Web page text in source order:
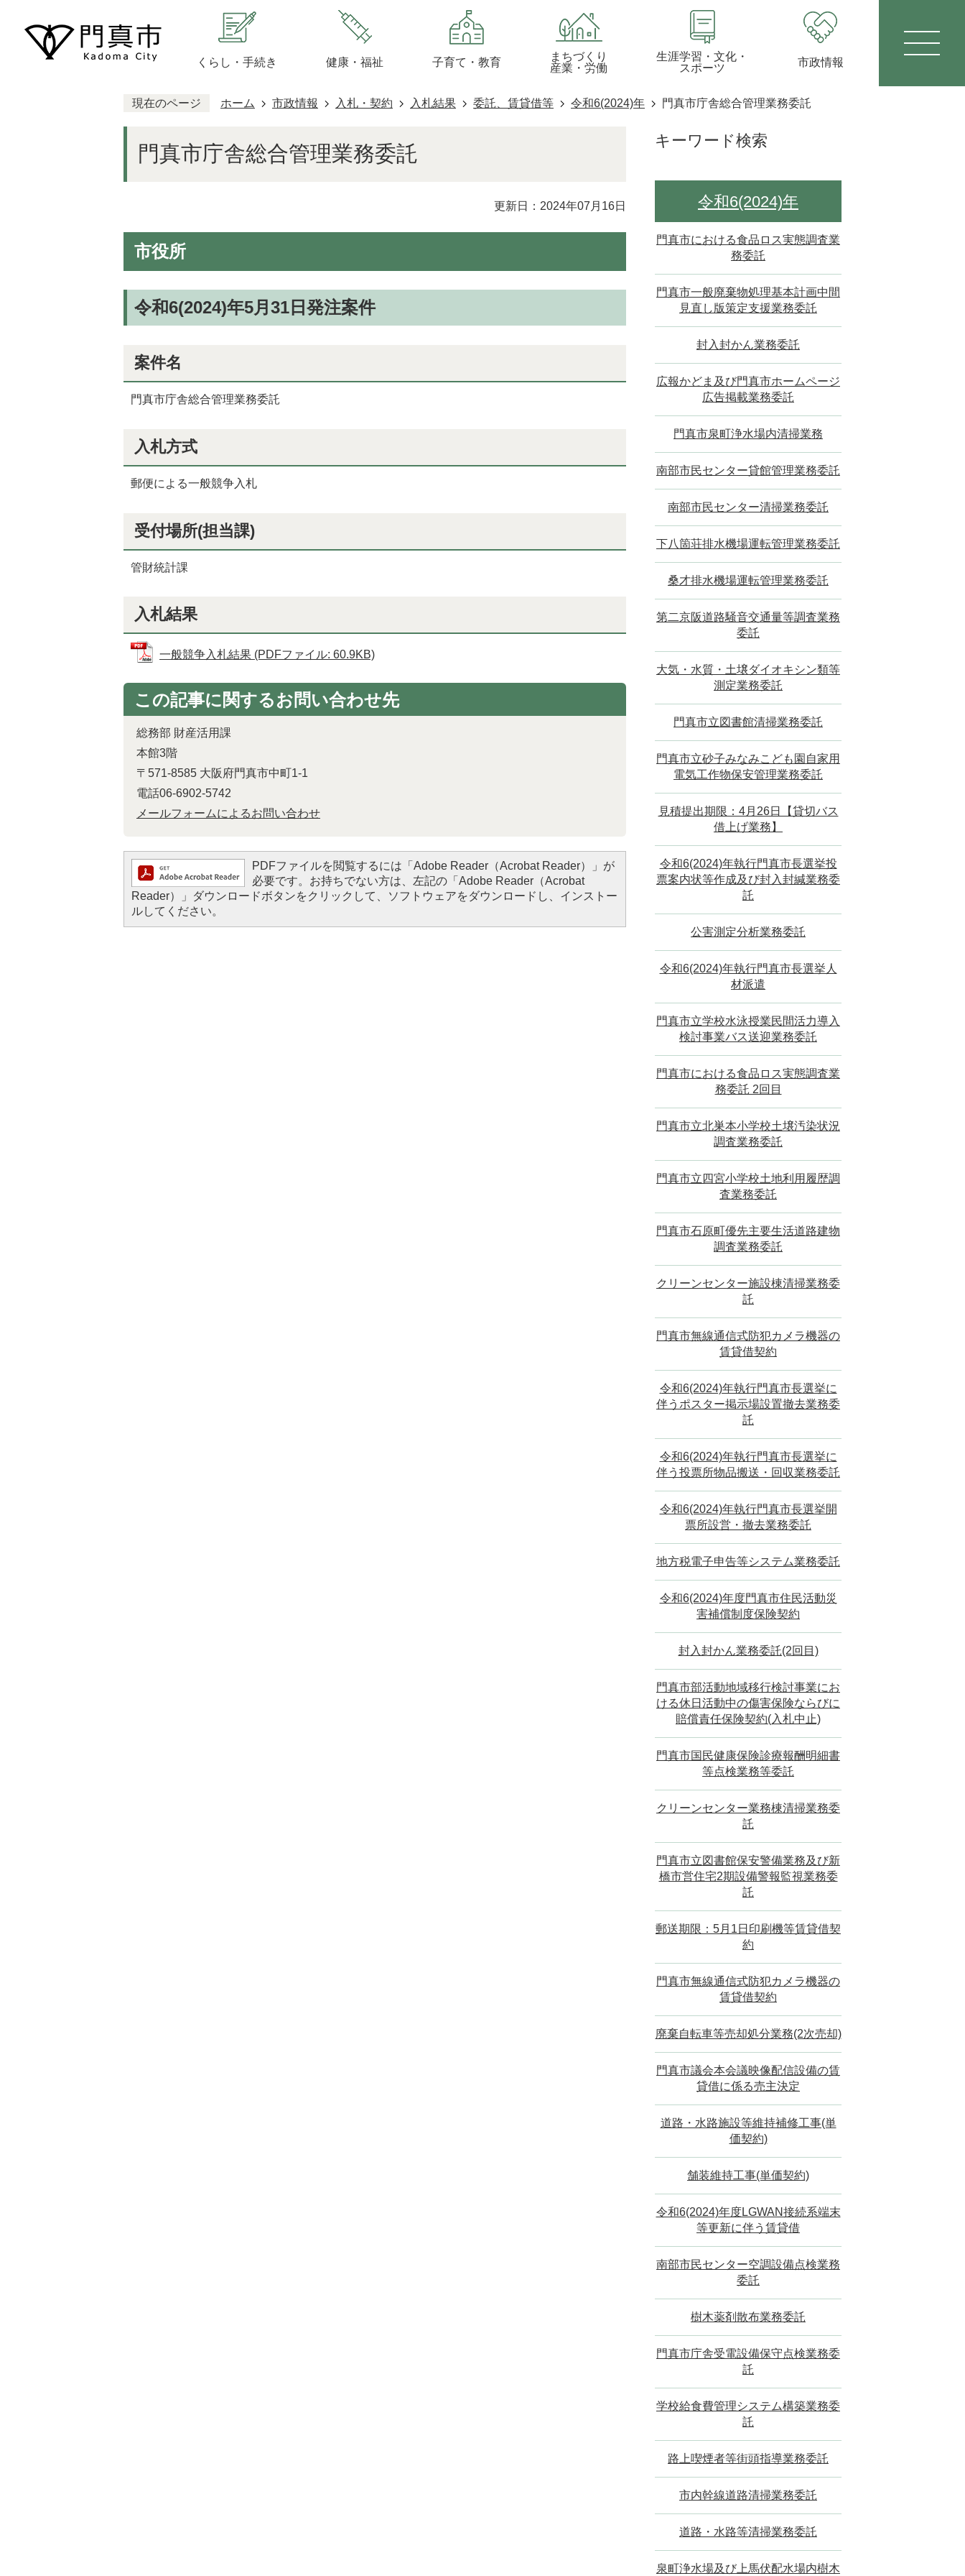
くらし・手続き 健康・福祉 子育て・教育
まちづくり
産業・労働
生涯学習・文化・
スポーツ
市政情報
現在のページ ホーム 市政情報 入札・契約 入札結果 委託、賃貸借等 令和6(2024)年 門真市庁舎総合管理業務委託
門真市庁舎総合管理業務委託
更新日：2024年07月16日
市役所
令和6(2024)年5月31日発注案件
案件名
門真市庁舎総合管理業務委託
入札方式
郵便による一般競争入札
受付場所(担当課)
管財統計課
入札結果
一般競争入札結果 (PDFファイル: 60.9KB)
この記事に関するお問い合わせ先
総務部 財産活用課
本館3階
〒571-8585 大阪府門真市中町1-1
電話06-6902-5742
メールフォームによるお問い合わせ
PDFファイルを閲覧するには「Adobe Reader（Acrobat Reader）」が
必要です。お持ちでない方は、左記の「Adobe Reader（Acrobat
Reader）」ダウンロードボタンをクリックして、ソフトウェアをダウンロードし、インストー
ルしてください。
キーワード検索
令和6(2024)年
門真市における食品ロス実態調査業
務委託
門真市一般廃棄物処理基本計画中間
見直し版策定支援業務委託
封入封かん業務委託
広報かどま及び門真市ホームページ
広告掲載業務委託
門真市泉町浄水場内清掃業務
南部市民センター貸館管理業務委託
南部市民センター清掃業務委託
下八箇荘排水機場運転管理業務委託
桑才排水機場運転管理業務委託
第二京阪道路騒音交通量等調査業務
委託
大気・水質・土壌ダイオキシン類等
測定業務委託
門真市立図書館清掃業務委託
門真市立砂子みなみこども園自家用
電気工作物保安管理業務委託
見積提出期限：4月26日【貸切バス
借上げ業務】
令和6(2024)年執行門真市長選挙投
票案内状等作成及び封入封緘業務委
託
公害測定分析業務委託
令和6(2024)年執行門真市長選挙人
材派遣
門真市立学校水泳授業民間活力導入
検討事業バス送迎業務委託
門真市における食品ロス実態調査業
務委託 2回目
門真市立北巣本小学校土壌汚染状況
調査業務委託
門真市立四宮小学校土地利用履歴調
査業務委託
門真市石原町優先主要生活道路建物
調査業務委託
クリーンセンター施設棟清掃業務委
託
門真市無線通信式防犯カメラ機器の
賃貸借契約
令和6(2024)年執行門真市長選挙に
伴うポスター掲示場設置撤去業務委
託
令和6(2024)年執行門真市長選挙に
伴う投票所物品搬送・回収業務委託
令和6(2024)年執行門真市長選挙開
票所設営・撤去業務委託
地方税電子申告等システム業務委託
令和6(2024)年度門真市住民活動災
害補償制度保険契約
封入封かん業務委託(2回目)
門真市部活動地域移行検討事業にお
ける休日活動中の傷害保険ならびに
賠償責任保険契約(入札中止)
門真市国民健康保険診療報酬明細書
等点検業務等委託
クリーンセンター業務棟清掃業務委
託
門真市立図書館保安警備業務及び新
橋市営住宅2期設備警報監視業務委
託
郵送期限：5月1日印刷機等賃貸借契
約
門真市無線通信式防犯カメラ機器の
賃貸借契約
廃棄自転車等売却処分業務(2次売却)
門真市議会本会議映像配信設備の賃
貸借に係る売主決定
道路・水路施設等維持補修工事(単
価契約)
舗装維持工事(単価契約)
令和6(2024)年度LGWAN接続系端末
等更新に伴う賃貸借
南部市民センター空調設備点検業務
委託
樹木薬剤散布業務委託
門真市庁舎受電設備保守点検業務委
託
学校給食費管理システム構築業務委
託
路上喫煙者等街頭指導業務委託
市内幹線道路清掃業務委託
道路・水路等清掃業務委託
泉町浄水場及び上馬伏配水場内樹木